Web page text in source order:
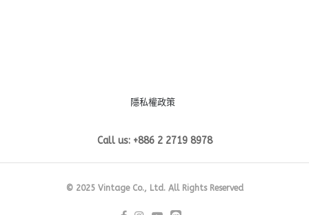
隱私權政策
Call us: +886 2 2719 8978
© 2025 Vintage Co., Ltd. All Rights Reserved